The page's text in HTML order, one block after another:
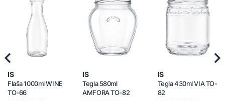
IS
Flaša 1000ml WINE
TO-66
IS
Tegla 580ml
AMFORA TO-82
IS
Tegla 430ml VIA TO-
82